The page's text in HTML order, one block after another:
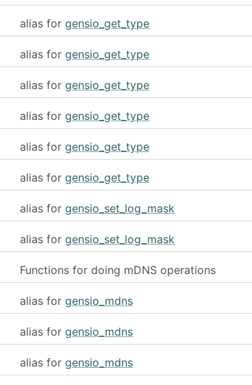
alias for gensio_get_type
alias for gensio_get_type
alias for gensio_get_type
alias for gensio_get_type
alias for gensio_get_type
alias for gensio_get_type
alias for gensio_set_log_mask
alias for gensio_set_log_mask
Functions for doing mDNS operations
alias for gensio_mdns
alias for gensio_mdns
alias for gensio_mdns